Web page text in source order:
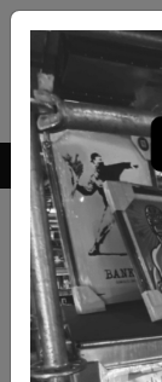
Envío Gratis